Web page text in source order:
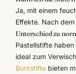
Ja, mit einem
Effekte. Nach
Unterschied zu
Pastellstifte
ideal zum
Buntstifte bieten